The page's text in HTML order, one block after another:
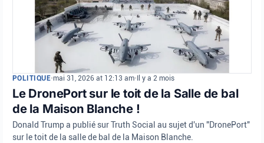
POLITIQUE•mai 31, 2026 at 12:13 am•Il y a 2 mois
Le DronePort sur le toit de la Salle de bal
de la Maison Blanche !
Donald Trump a publié sur Truth Social au sujet d'un "DronePort"
sur le toit de la salle de bal de la Maison Blanche.